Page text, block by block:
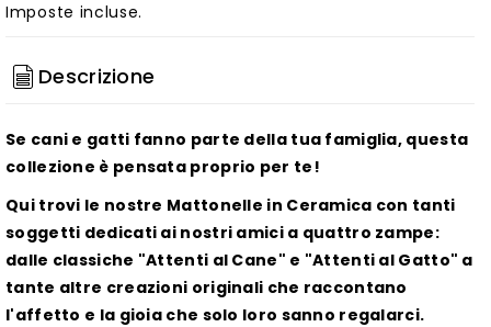
Imposte incluse.
Descrizione
Se cani e gatti fanno parte della tua famiglia, questa
collezione è pensata proprio per te!
Qui trovi le nostre Mattonelle in Ceramica con tanti
soggetti dedicati ai nostri amici a quattro zampe:
dalle classiche "Attenti al Cane" e "Attenti al Gatto" a
tante altre creazioni originali che raccontano
l'affetto e la gioia che solo loro sanno regalarci.